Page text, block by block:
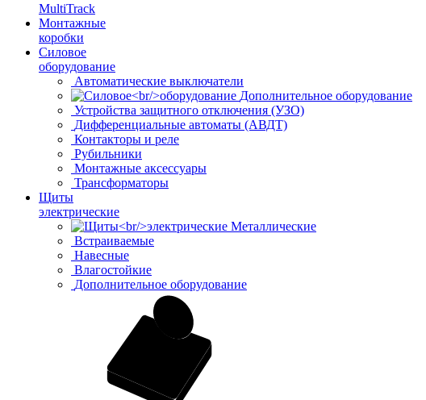
MultiTrack
Монтажные
коробки
Силовое
оборудование
Автоматические выключатели
Дополнительное оборудование
Устройства защитного отключения (УЗО)
Дифференциальные автоматы (АВДТ)
Контакторы и реле
Рубильники
Монтажные аксессуары
Трансформаторы
Щиты
электрические
Металлические
Встраиваемые
Навесные
Влагостойкие
Дополнительное оборудование